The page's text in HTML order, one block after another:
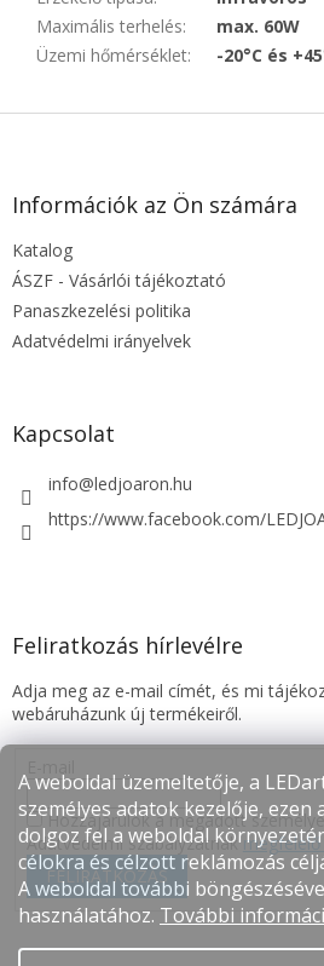
A weboldal üzemeltetője, a
személyes adatok kezelője,
dolgoz fel a weboldal
célokra és célzott reklámozás
A weboldal további
használatához. További
Maximális terhelés:
max. 60W
Üzemi hőmérséklet: -20°C és
L
Információk az Ön számára
Katalog
ÁSZF - Vásárlói tájékoztató
Panaszkezelési politika
Adatvédelmi irányelvek
Kapcsolat
info@ledjoaron.hu
https://www.facebook.com/
Feliratkozás hírlevélre
Adja meg az e-mail címét, és mi
webáruházunk új termékeiről.
Hozzájárulok a megadott
Adatvédelmi szabályzatnak
FELIRATKOZÁS